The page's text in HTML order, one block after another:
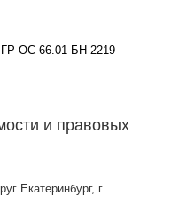
ОС 66.01 БН 2219
и правовых
Екатеринбург, г.